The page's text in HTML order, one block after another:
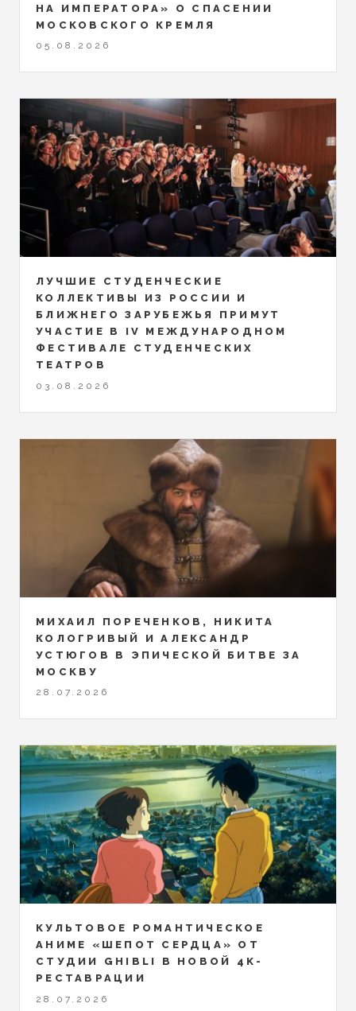
НА ИМПЕРАТОРА» О СПАСЕНИИ
МОСКОВСКОГО КРЕМЛЯ
05.08.2026
ЛУЧШИЕ СТУДЕНЧЕСКИЕ
КОЛЛЕКТИВЫ ИЗ РОССИИ И
БЛИЖНЕГО ЗАРУБЕЖЬЯ ПРИМУТ
УЧАСТИЕ В IV МЕЖДУНАРОДНОМ
ФЕСТИВАЛЕ СТУДЕНЧЕСКИХ
ТЕАТРОВ
03.08.2026
МИХАИЛ ПОРЕЧЕНКОВ, НИКИТА
КОЛОГРИВЫЙ И АЛЕКСАНДР
УСТЮГОВ В ЭПИЧЕСКОЙ БИТВЕ ЗА
МОСКВУ
28.07.2026
КУЛЬТОВОЕ РОМАНТИЧЕСКОЕ
АНИМЕ «ШЕПОТ СЕРДЦА» ОТ
СТУДИИ GHIBLI В НОВОЙ 4K-
РЕСТАВРАЦИИ
28.07.2026